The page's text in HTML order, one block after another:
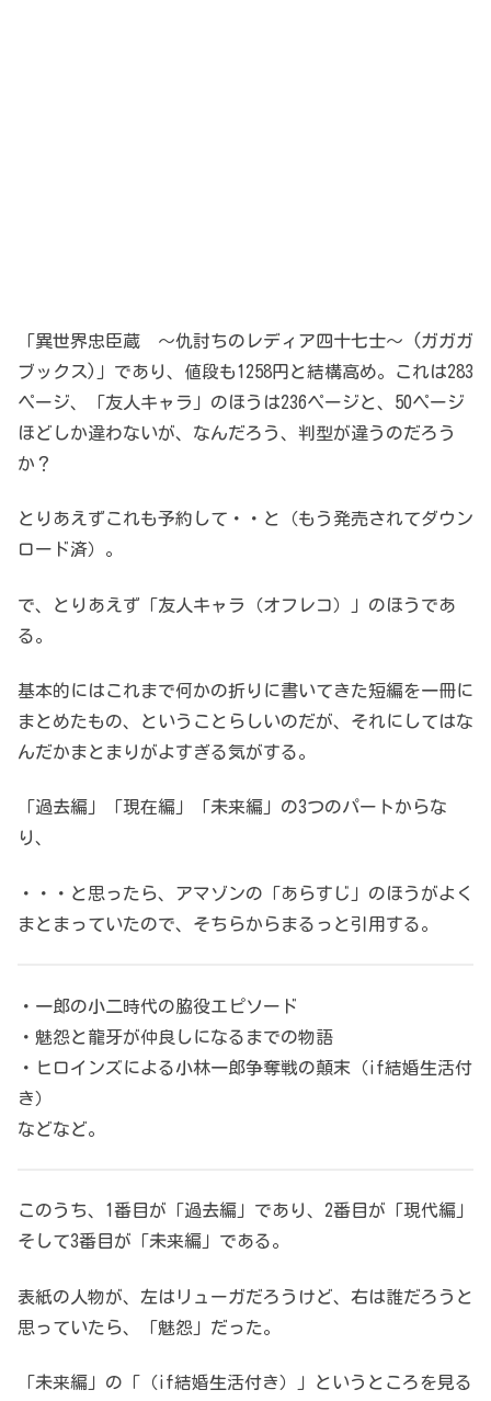
「異世界忠臣蔵 ～仇討ちのレディア四十七士～ (ガガガ
ブックス)」であり、値段も1258円と結構高め。これは283
ページ、「友人キャラ」のほうは236ページと、50ページ
ほどしか違わないが、なんだろう、判型が違うのだろう
か？
とりあえずこれも予約して・・と（もう発売されてダウン
ロード済）。
で、とりあえず「友人キャラ（オフレコ）」のほうであ
る。
基本的にはこれまで何かの折りに書いてきた短編を一冊に
まとめたもの、ということらしいのだが、それにしてはな
んだかまとまりがよすぎる気がする。
「過去編」「現在編」「未来編」の3つのパートからな
り、
・・・と思ったら、アマゾンの「あらすじ」のほうがよく
まとまっていたので、そちらからまるっと引用する。
・一郎の小二時代の脇役エピソード
・魅怨と龍牙が仲良しになるまでの物語
・ヒロインズによる小林一郎争奪戦の顛末（if結婚生活付
き）
などなど。
このうち、1番目が「過去編」であり、2番目が「現代編」
そして3番目が「未来編」である。
表紙の人物が、左はリューガだろうけど、右は誰だろうと
思っていたら、「魅怨」だった。
「未来編」の「（if結婚生活付き）」というところを見る